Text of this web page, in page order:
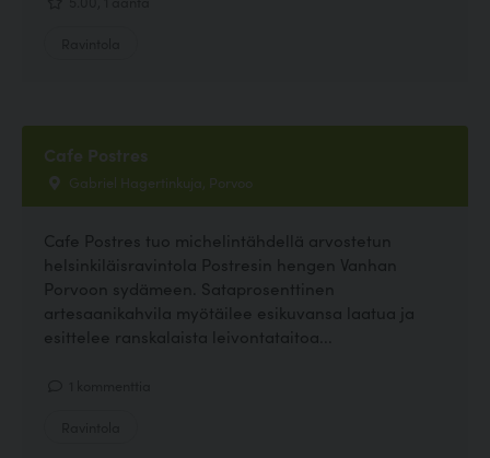
Cafe Postres
Gabriel Hagertinkuja, Porvoo
Cafe Postres tuo michelintähdellä arvostetun
helsinkiläisravintola Postresin hengen Vanhan
Porvoon sydämeen. Sataprosenttinen
artesaanikahvila myötäilee esikuvansa laatua ja
esittelee ranskalaista leivontataitoa...